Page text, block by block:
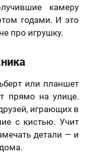
камеру
годами. И это
про игрушку.
или планшет
прямо на улице.
играющих в
с кистью. Учит
детали — и